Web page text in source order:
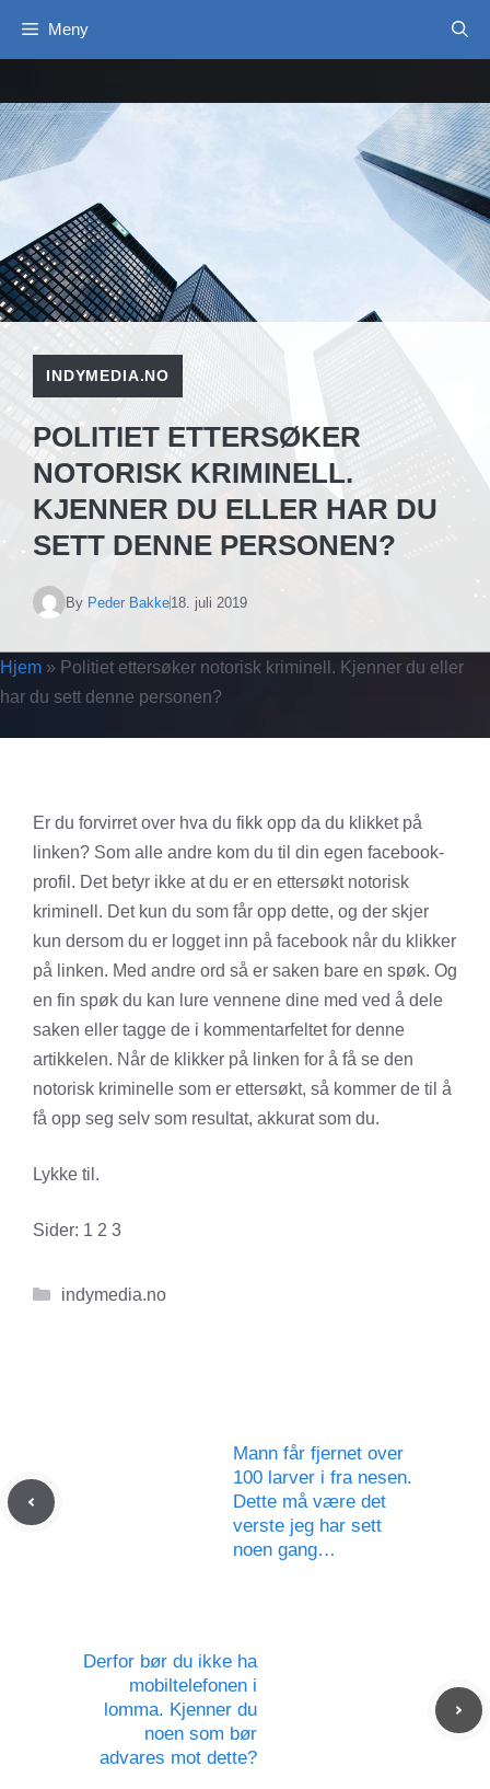
Meny
INDYMEDIA.NO
POLITIET ETTERSØKER
NOTORISK KRIMINELL.
KJENNER DU ELLER HAR DU
SETT DENNE PERSONEN?
By Peder Bakke18. juli 2019
Hjem » Politiet ettersøker notorisk kriminell. Kjenner du eller
har du sett denne personen?
Er du forvirret over hva du fikk opp da du klikket på
linken? Som alle andre kom du til din egen facebook-
profil. Det betyr ikke at du er en ettersøkt notorisk
kriminell. Det kun du som får opp dette, og der skjer
kun dersom du er logget inn på facebook når du klikker
på linken. Med andre ord så er saken bare en spøk. Og
en fin spøk du kan lure vennene dine med ved å dele
saken eller tagge de i kommentarfeltet for denne
artikkelen. Når de klikker på linken for å få se den
notorisk kriminelle som er ettersøkt, så kommer de til å
få opp seg selv som resultat, akkurat som du.
Lykke til.
Sider: 1 2 3
Kategorier
indymedia.no
Mann får fjernet over
100 larver i fra nesen.
Dette må være det
verste jeg har sett
noen gang…
Derfor bør du ikke ha
mobiltelefonen i
lomma. Kjenner du
noen som bør
advares mot dette?